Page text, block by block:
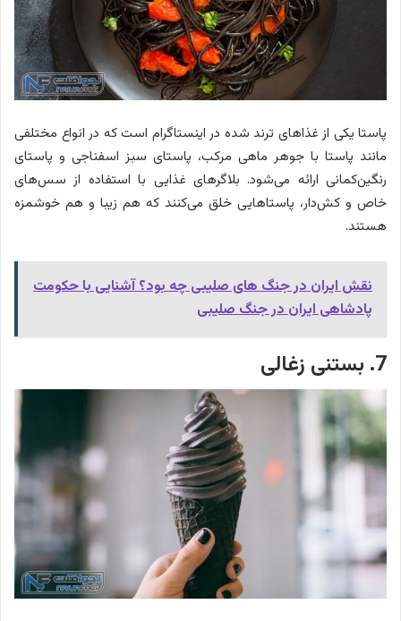
پاستا یکی از غذاهای ترند شده در اینستاگرام است که در انواع مختلفی
مانند پاستا با جوهر ماهی مرکب، پاستای سبز اسفناجی و پاستای
رنگین‌کمانی ارائه می‌شود. بلاگرهای غذایی با استفاده از سس‌های
خاص و کش‌دار، پاستاهایی خلق می‌کنند که هم زیبا و هم خوشمزه
هستند.
نقش ایران در جنگ های صلیبی چه بود؟ آشنایی با حکومت
پادشاهی ایران در جنگ صلیبی
7. بستنی زغالی